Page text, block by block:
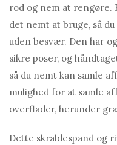
rod og nem at
det nemt at bruge, så
uden besvær. Den har
sikre poser, og
så du nemt kan samle
mulighed for at samle
overflader, herunder
Dette skraldespand og